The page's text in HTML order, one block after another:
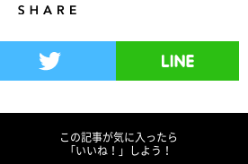
この記事が気に入ったら
「いいね！」しよう！